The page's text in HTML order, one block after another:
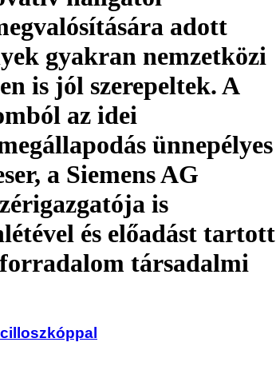
adott
gyakran nemzetközi
is jól szerepeltek. A
az idei
ünnepélyes
a Siemens AG
is
és előadást tartott
társadalmi